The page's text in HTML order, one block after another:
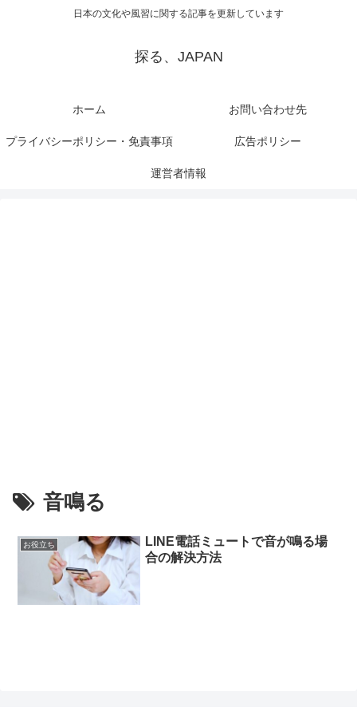
日本の文化や風習に関する記事を更新しています
探る、JAPAN
ホーム お問い合わせ先
プライバシーポリシー・免責事項 広告ポリシー
運営者情報
音鳴る
お役立ち
LINE電話ミュートで音が鳴る場
合の解決方法